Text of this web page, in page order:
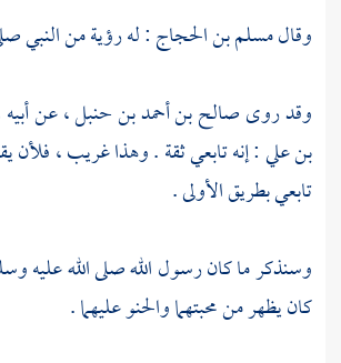
وقالمسلم بن الحجاج: له رؤية من النبي
وقد روىصالح بن أحمد بن حنبل، عن
بن علي: إنه تابعي ثقة . وهذا غريب ، فلأن
تابعي بطريق الأولى .
وسنذكر ما كان رسول الله صلى الله عليه
كان يظهر من محبتهما والحنو عليهما .